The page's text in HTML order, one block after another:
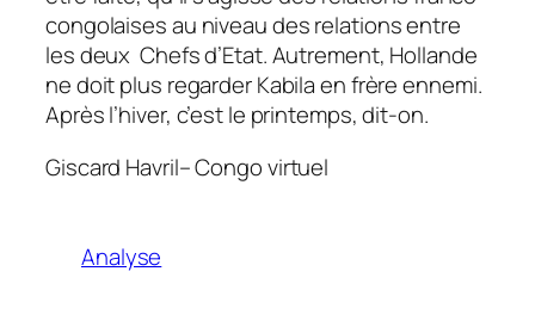
congolaises au niveau des relations entre
les deux Chefs d’Etat. Autrement, Hollande
ne doit plus regarder Kabila en frère ennemi.
Après l’hiver, c’est le printemps, dit-on.
Giscard Havril– Congo virtuel
Analyse